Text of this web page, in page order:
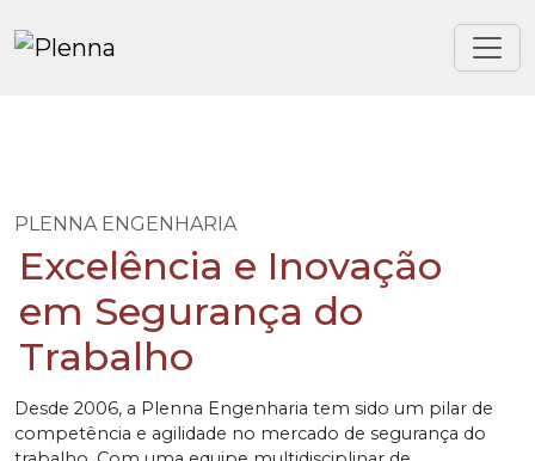
PLENNA ENGENHARIA
Excelência e Inovação
em Segurança do
Trabalho
Desde 2006, a Plenna Engenharia tem sido um pilar de
competência e agilidade no mercado de segurança do